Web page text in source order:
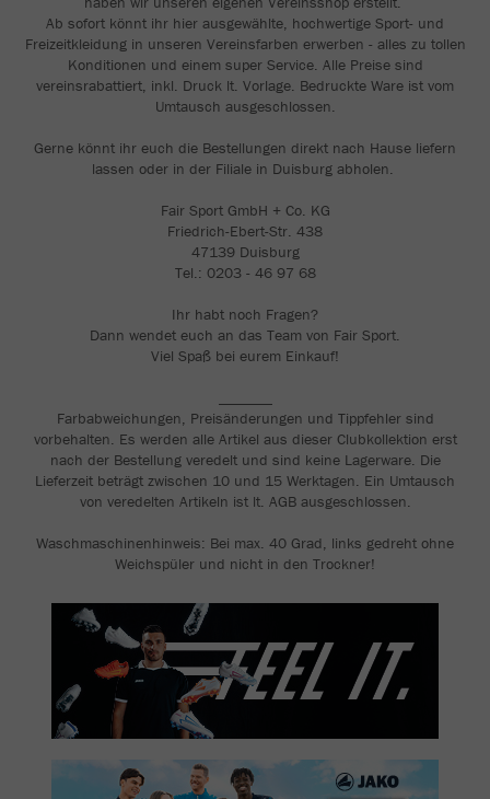
Ab sofort könnt ihr hier ausgewählte, hochwertige Sport- und
Freizeitkleidung in unseren Vereinsfarben erwerben - alles zu tollen
Konditionen und einem super Service. Alle Preise sind
vereinsrabattiert, inkl. Druck lt. Vorlage. Bedruckte Ware ist vom
Umtausch ausgeschlossen.
Gerne könnt ihr euch die Bestellungen direkt nach Hause liefern
lassen oder in der Filiale in Duisburg abholen.
Fair Sport GmbH + Co. KG
Friedrich-Ebert-Str. 438
47139 Duisburg
Tel.: 0203 - 46 97 68
Ihr habt noch Fragen?
Dann wendet euch an das Team von Fair Sport.
Viel Spaß bei eurem Einkauf!
Farbabweichungen, Preisänderungen und Tippfehler sind
vorbehalten. Es werden alle Artikel aus dieser Clubkollektion erst
nach der Bestellung veredelt und sind keine Lagerware. Die
Lieferzeit beträgt zwischen 10 und 15 Werktagen. Ein Umtausch
von veredelten Artikeln ist lt. AGB ausgeschlossen.
Waschmaschinenhinweis: Bei max. 40 Grad, links gedreht ohne
Weichspüler und nicht in den Trockner!